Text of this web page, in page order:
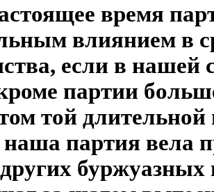
время
влиянием в
если в нашей
партии
той
партия вела
других